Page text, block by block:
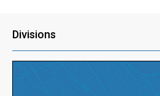
Divisions